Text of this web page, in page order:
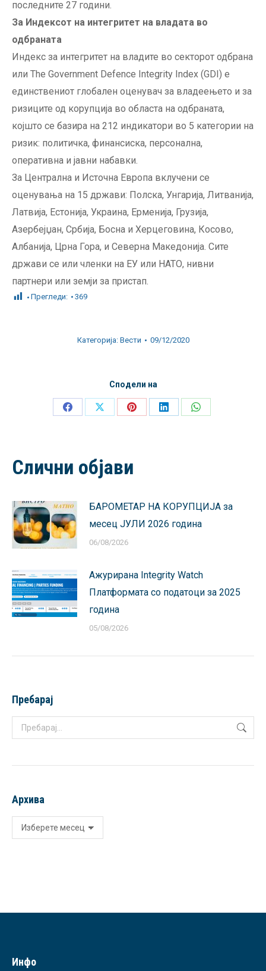
последните 27 години.
За Индексот на интегритет на владата во
одбраната
Индекс за интегритет на владите во секторот одбрана
или The Government Defence Integrity Index (GDI) е
единствениот глобален оценувач за владеењето и за
ризиците од корупција во областа на одбраната,
којшто се базира на 212 индикатори во 5 категории на
ризик: политичка, финансиска, персонална,
оперативна и јавни набавки.
За Централна и Источна Европа вклучени се
оценувања на 15 држави: Полска, Унгарија, Литванија,
Латвија, Естонија, Украина, Ерменија, Грузија,
Азербејџан, Србија, Босна и Херцеговина, Косово,
Албанија, Црна Гора, и Северна Македонија. Сите
држави се или членки на ЕУ или НАТО, нивни
партнери или земји за пристап.
Прегледи: 369
Категорија: Вести 09/12/2020
Сподели на
Share
Share
Share
Share
Share
Слични објави
БАРОМЕТАР НА КОРУПЦИЈА за
месец ЈУЛИ 2026 година
06/08/2026
Ажурирана Integrity Watch
Платформата со податоци за 2025
година
05/08/2026
Пребарај
Search:
Архива
Архива
Инфо